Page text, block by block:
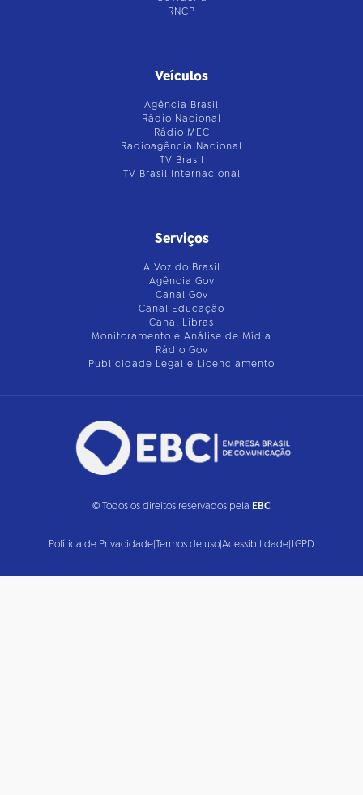
RNCP
Veículos
Agência Brasil
Rádio Nacional
Rádio MEC
Radioagência Nacional
TV Brasil
TV Brasil Internacional
Serviços
A Voz do Brasil
Agência Gov
Canal Gov
Canal Educação
Canal Libras
Monitoramento e Análise de Mídia
Rádio Gov
Publicidade Legal e Licenciamento
© Todos os direitos reservados pela EBC
Política de Privacidade|Termos de uso|Acessibilidade|LGPD